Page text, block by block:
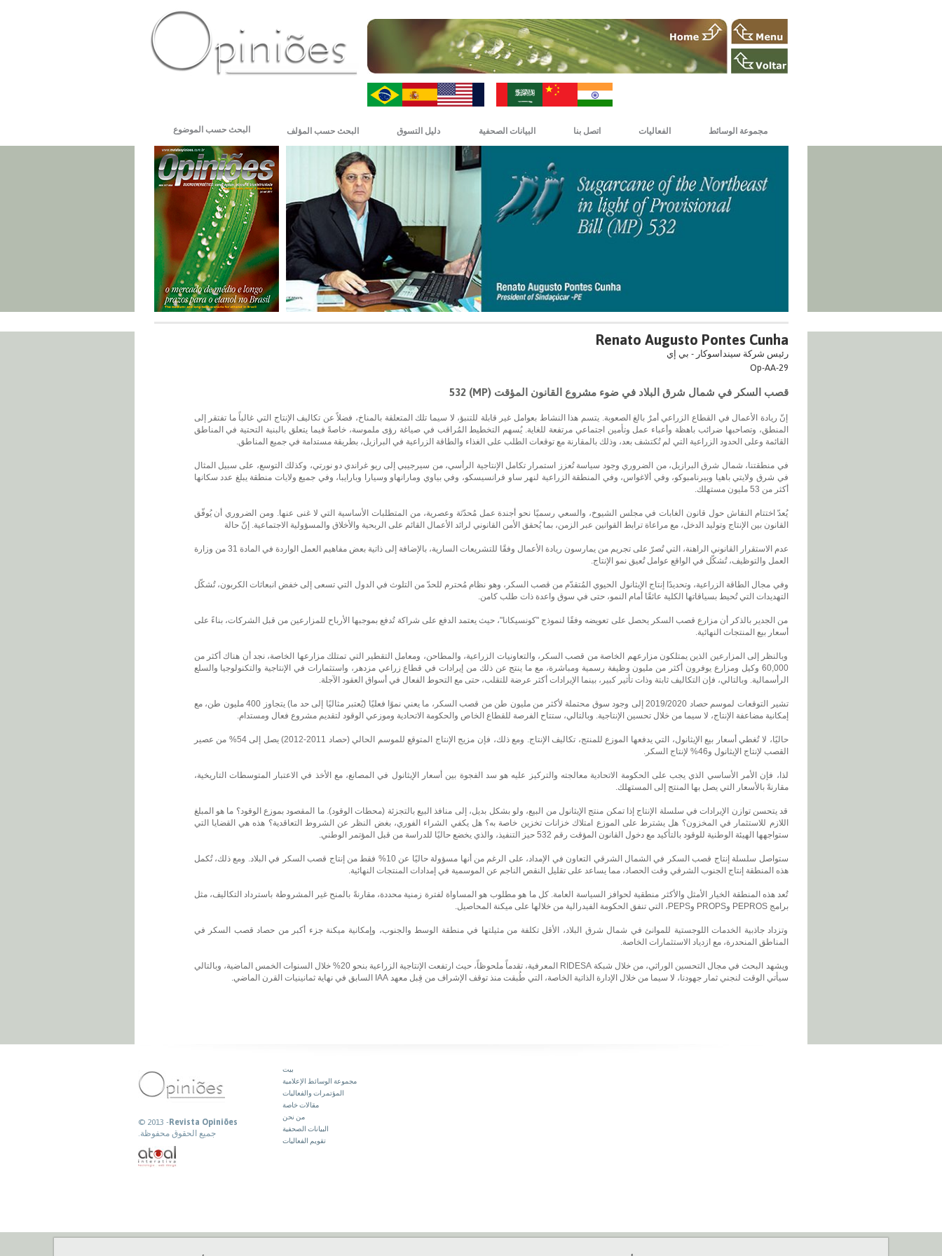
مجموعة الوسائط الفعاليات اتصل بنا البيانات الصحفية دليل التسوق البحث حسب المؤلف البحث حسب الموضوع
Renato Augusto Pontes Cunha
رئيس شركة سينداسوكار - بي إي
Op-AA-29
قصب السكر في شمال شرق البلاد في ضوء مشروع القانون المؤقت (MP) 532
إنّ ريادة الأعمال في القطاع الزراعي أمرٌ بالغ الصعوبة. يتسم هذا النشاط بعوامل غير قابلة للتنبؤ، لا سيما تلك المتعلقة بالمناخ، فضلاً عن تكاليف الإنتاج التي غالباً ما تفتقر إلى
المنطق، وتصاحبها ضرائب باهظة وأعباء عمل وتأمين اجتماعي مرتفعة للغاية. يُسهم التخطيط المُراقب في صياغة رؤى ملموسة، خاصةً فيما يتعلق بالبنية التحتية في المناطق
القائمة وعلى الحدود الزراعية التي لم تُكتشف بعد، وذلك بالمقارنة مع توقعات الطلب على الغذاء والطاقة الزراعية في البرازيل، بطريقة مستدامة في جميع المناطق.
في منطقتنا، شمال شرق البرازيل، من الضروري وجود سياسة تُعزز استمرار تكامل الإنتاجية الرأسي، من سيرجيبي إلى ريو غراندي دو نورتي، وكذلك التوسع، على سبيل المثال
في شرق ولايتي باهيا وبيرنامبوكو، وفي ألاغواس، وفي المنطقة الزراعية لنهر ساو فرانسيسكو، وفي بياوي ومارانهاو وسيارا وبارايبا، وفي جميع ولايات منطقة يبلغ عدد سكانها
أكثر من 53 مليون مستهلك.
يُعدّ اختتام النقاش حول قانون الغابات في مجلس الشيوخ، والسعي رسميًا نحو أجندة عمل مُحدّثة وعصرية، من المتطلبات الأساسية التي لا غنى عنها. ومن الضروري أن يُوفّق
القانون بين الإنتاج وتوليد الدخل، مع مراعاة ترابط القوانين عبر الزمن، بما يُحقق الأمن القانوني لرائد الأعمال القائم على الربحية والأخلاق والمسؤولية الاجتماعية. إنّ حالة
عدم الاستقرار القانوني الراهنة، التي تُصرّ على تجريم من يمارسون ريادة الأعمال وفقًا للتشريعات السارية، بالإضافة إلى ذاتية بعض مفاهيم العمل الواردة في المادة 31 من وزارة
العمل والتوظيف، تُشكّل في الواقع عوامل تُعيق نمو الإنتاج.
وفي مجال الطاقة الزراعية، وتحديدًا إنتاج الإيثانول الحيوي المُتقدّم من قصب السكر، وهو نظام مُحترم للحدّ من التلوث في الدول التي تسعى إلى خفض انبعاثات الكربون، تُشكّل
التهديدات التي تُحيط بسياقاتها الكلية عائقًا أمام النمو، حتى في سوق واعدة ذات طلب كامن.
من الجدير بالذكر أن مزارع قصب السكر يحصل على تعويضه وفقًا لنموذج "كونسيكانا"، حيث يعتمد الدفع على شراكة تُدفع بموجبها الأرباح للمزارعين من قبل الشركات، بناءً على
أسعار بيع المنتجات النهائية.
وبالنظر إلى المزارعين الذين يمتلكون مزارعهم الخاصة من قصب السكر، والتعاونيات الزراعية، والمطاحن، ومعامل التقطير التي تمتلك مزارعها الخاصة، نجد أن هناك أكثر من
60,000 وكيل ومزارع يوفرون أكثر من مليون وظيفة رسمية ومباشرة، مع ما ينتج عن ذلك من إيرادات في قطاع زراعي مزدهر، واستثمارات في الإنتاجية والتكنولوجيا والسلع
الرأسمالية. وبالتالي، فإن التكاليف ثابتة وذات تأثير كبير، بينما الإيرادات أكثر عرضة للتقلب، حتى مع التحوط الفعال في أسواق العقود الآجلة.
تشير التوقعات لموسم حصاد 2019/2020 إلى وجود سوق محتملة لأكثر من مليون طن من قصب السكر، ما يعني نموًا فعليًا (يُعتبر مثاليًا إلى حد ما) يتجاوز 400 مليون طن، مع
إمكانية مضاعفة الإنتاج، لا سيما من خلال تحسين الإنتاجية. وبالتالي، ستتاح الفرصة للقطاع الخاص والحكومة الاتحادية وموزعي الوقود لتقديم مشروع فعال ومستدام.
حاليًا، لا تُغطي أسعار بيع الإيثانول، التي يدفعها الموزع للمنتج، تكاليف الإنتاج. ومع ذلك، فإن مزيج الإنتاج المتوقع للموسم الحالي (حصاد ​​2011-2012) يصل إلى 54% من عصير
القصب لإنتاج الإيثانول و46% لإنتاج السكر.
لذا، فإن الأمر الأساسي الذي يجب على الحكومة الاتحادية معالجته والتركيز عليه هو سد الفجوة بين أسعار الإيثانول في المصانع، مع الأخذ في الاعتبار المتوسطات التاريخية،
مقارنةً بالأسعار التي يصل بها المنتج إلى المستهلك.
قد يتحسن توازن الإيرادات في سلسلة الإنتاج إذا تمكن منتج الإيثانول من البيع، ولو بشكل بديل، إلى منافذ البيع بالتجزئة (محطات الوقود). ما المقصود بموزع الوقود؟ ما هو المبلغ
اللازم للاستثمار في المخزون؟ هل يشترط على الموزع امتلاك خزانات تخزين خاصة به؟ هل يكفي الشراء الفوري، بغض النظر عن الشروط التعاقدية؟ هذه هي القضايا التي
ستواجهها الهيئة الوطنية للوقود بالتأكيد مع دخول القانون المؤقت رقم 532 حيز التنفيذ، والذي يخضع حاليًا للدراسة من قبل المؤتمر الوطني.
ستواصل سلسلة إنتاج قصب السكر في الشمال الشرقي التعاون في الإمداد، على الرغم من أنها مسؤولة حاليًا عن 10% فقط من إنتاج قصب السكر في البلاد. ومع ذلك، تُكمل
هذه المنطقة إنتاج الجنوب الشرقي وقت الحصاد، مما يساعد على تقليل النقص الناجم عن الموسمية في إمدادات المنتجات النهائية.
تُعد هذه المنطقة الخيار الأمثل والأكثر منطقية لحوافز السياسة العامة. كل ما هو مطلوب هو المساواة لفترة زمنية محددة، مقارنةً بالمنح غير المشروطة باسترداد التكاليف، مثل
برامج PEPROS وPROPS وPEPS، التي تنفق الحكومة الفيدرالية من خلالها على ميكنة المحاصيل.
وتزداد جاذبية الخدمات اللوجستية للموانئ في شمال شرق البلاد، الأقل تكلفة من مثيلتها في منطقة الوسط والجنوب، وإمكانية ميكنة جزء أكبر من حصاد قصب السكر في
المناطق المنحدرة، مع ازدياد الاستثمارات الخاصة.
ويشهد البحث في مجال التحسين الوراثي، من خلال شبكة RIDESA المعرفية، تقدماً ملحوظاً، حيث ارتفعت الإنتاجية الزراعية بنحو 20% خلال السنوات الخمس الماضية، وبالتالي
سيأتي الوقت لنجني ثمار جهودنا، لا سيما من خلال الإدارة الذاتية الخاصة، التي طُبقت منذ توقف الإشراف من قِبل معهد IAA السابق في نهاية ثمانينيات القرن الماضي.
© 2013 -Revista Opiniões
جميع الحقوق محفوظة.
بيت
مجموعة الوسائط الإعلامية
المؤتمرات والفعاليات
مقالات خاصة
من نحن
البيانات الصحفية
تقويم الفعاليات